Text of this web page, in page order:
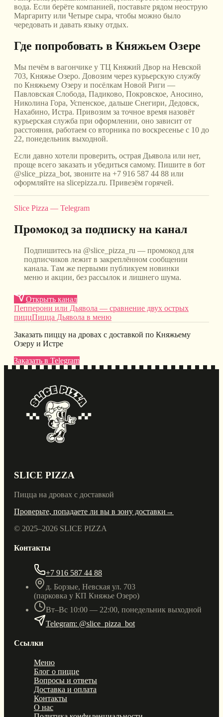
вода. Если берёте компанией, поставьте рядом неострую
Маргариту или Четыре сыра, чтобы можно было
чередовать и давать языку отдых.
Где попробовать в Княжьем Озере
Мы печём в вагончике у ТЦ Княжий Двор на Невской
703, Княжье Озеро. Довозим через курьерскую службу
по Княжьему Озеру и посёлкам Новой Риги —
Павловская Слобода, Падиково, Покровское, Аносино,
Николина Гора, Успенское, дальше Снегири, Дедовск,
Нахабино, Истра. Привозим за точное время назовёт
курьерская служба при оформлении, оно зависит от
расстояния, работаем со вторника по воскресенье с 10 до
22, понедельник выходной.
Если давно хотели проверить, острая Дьявола или нет,
проще всего заказать и убедиться самому. Пишите в бот
@slice_pizza_bot, звоните на +7 916 587 44 88 или
оформляйте на slicepizza.ru. Привезём горячей.
Slice Pizza — Telegram
Промокод за подписку на канал
Подпишитесь на @slice_pizza_ru — промокод для
подписчиков лежит в закреплённом сообщении
канала. Там же первыми публикуем новинки
меню и акции, без рассылок и лишнего шума.
Открыть канал
Пепперони или Дьявола — сравнение двух острых
пиццПицца Дьявола в меню
Заказать пиццу на дровах с доставкой по Княжьему
Озеру и Истре
Заказать в Telegram
SLICE PIZZA
Пицца на дровах с доставкой
Проверьте, попадаете ли вы в зону доставки →
© 2025–2026 SLICE PIZZA
Контакты
+7 916 587 44 88
д. Борзые, Невская ул. 703
(парковка у КП Княжье Озеро)
Вт–Вс 10:00 — 22:00, понедельник выходной
Telegram: @slice_pizza_bot
Ссылки
Меню
Блог о пицце
Вопросы и ответы
Доставка и оплата
Контакты
О нас